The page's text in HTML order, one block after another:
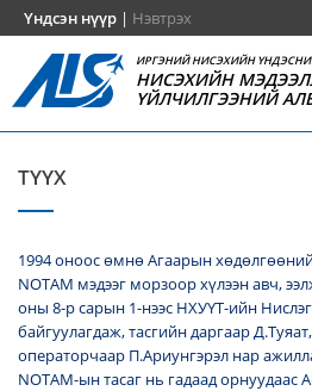
Үндсэн нүүр | Нэвтрэх
ИРГЭНИЙ НИСЭХИЙН
НИСЭХИЙН
ҮЙЛЧИЛГЭЭНИЙ
ТҮҮХ
1994 оноос өмнө Агаарын
NОТАМ мэдээг морзоор хүлээн авч,
оны 8-р сарын 1-нээс НХУҮТ-ийн
байгуулагдаж, тасгийн даргаар
операторчаар П.Ариунгэрэл нар
NOTAM-ын тасаг нь гадаад орнуудаас